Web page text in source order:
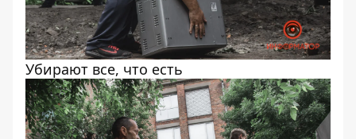
Убирают все, что есть